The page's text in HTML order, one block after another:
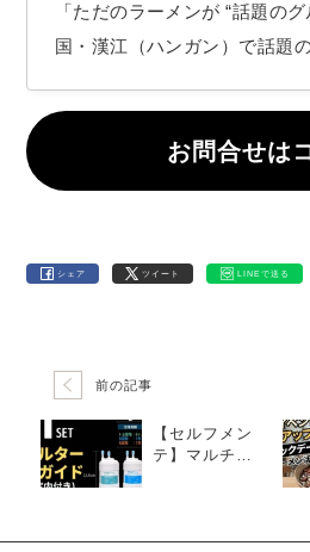
「ただのラーメンが “話題の
国・漢江（ハンガン）で話題
型スタイルは、カップ麺とは
楽しさで、若者から家族連れ
います。 調理は最短。火もガ
お問合せは
シェア ツイート LINEで送る
前の記事
【セルフメン
テ】マルチク